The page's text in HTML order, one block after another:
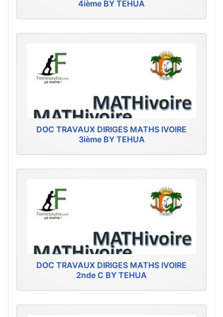
4ième BY TEHUA
DOC TRAVAUX DIRIGES MATHS IVOIRE
3ième BY TEHUA
DOC TRAVAUX DIRIGES MATHS IVOIRE
2nde C BY TEHUA